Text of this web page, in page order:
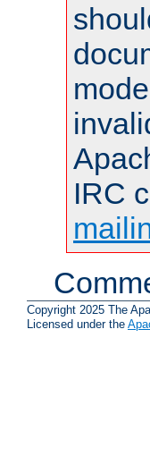
IRC
Copyright 2025 The
Licensed under the